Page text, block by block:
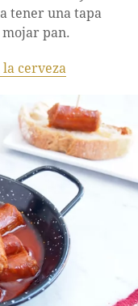
tener una tapa
mojar pan.
cerveza